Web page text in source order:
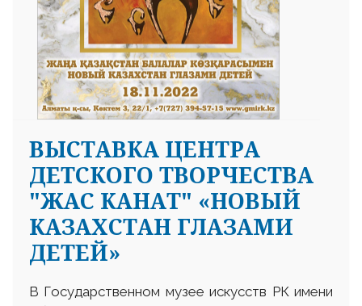
ВЫСТАВКА ЦЕНТРА
ДЕТСКОГО ТВОРЧЕСТВА
"ЖАС КАНАТ" «НОВЫЙ
КАЗАХСТАН ГЛАЗАМИ
ДЕТЕЙ»
В Государственном музее искусств РК имени